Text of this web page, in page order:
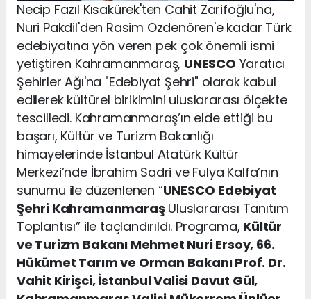
Necip Fazıl Kısakürek'ten Cahit Zarifoğlu'na,
Nuri Pakdil'den Rasim Özdenören'e kadar Türk
edebiyatına yön veren pek çok önemli ismi
yetiştiren Kahramanmaraş, UNESCO Yaratıcı
Şehirler Ağı'na "Edebiyat Şehri" olarak kabul
edilerek kültürel birikimini uluslararası ölçekte
tescilledi. Kahramanmaraş’ın elde ettiği bu
başarı, Kültür ve Turizm Bakanlığı
himayelerinde İstanbul Atatürk Kültür
Merkezi’nde İbrahim Sadri ve Fulya Kalfa’nın
sunumu ile düzenlenen “UNESCO Edebiyat
Şehri KahramanmaraşUluslararası Tanıtım
Toplantısı” ile taçlandırıldı. Programa, Kültür
ve Turizm Bakanı Mehmet Nuri Ersoy, 66.
Hükümet Tarım ve Orman Bakanı Prof. Dr.
Vahit Kirişci, İstanbul Valisi Davut Gül,